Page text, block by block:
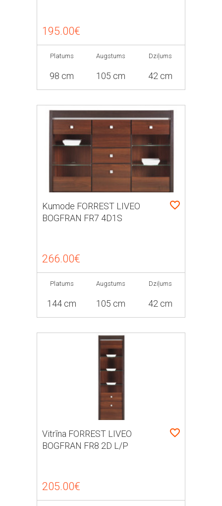
195.00€
Platums
98 cm
Augstums
105 cm
Dziļums
42 cm
Kumode FORREST LIVEO
BOGFRAN FR7 4D1S
266.00€
Platums
144 cm
Augstums
105 cm
Dziļums
42 cm
Vitrīna FORREST LIVEO
BOGFRAN FR8 2D L/P
205.00€